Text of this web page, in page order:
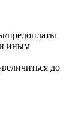
предоплаты
иным
до